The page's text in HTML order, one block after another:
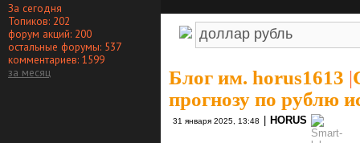
За сегодня
Топиков: 202
форум акций: 200
остальные форумы: 537
комментариев: 1599
за месяц
Блог им. horus1613 |
прогнозу по рублю
31 января 2025, 13:48 HORUS